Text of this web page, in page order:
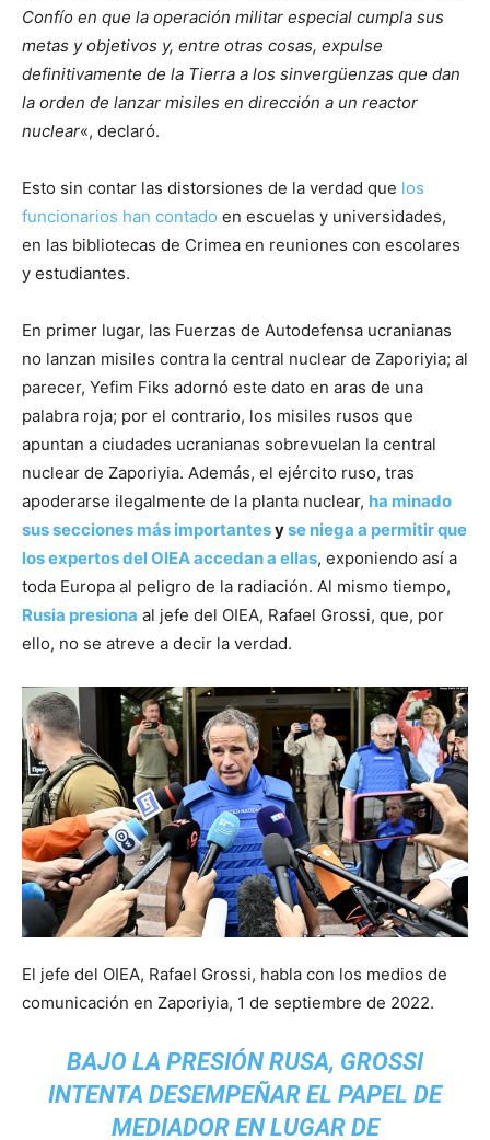
Confío en que la operación militar especial cumpla sus
metas y objetivos y, entre otras cosas, expulse
definitivamente de la Tierra a los sinvergüenzas que dan
la orden de lanzar misiles en dirección a un reactor
nuclear«, declaró.
Esto sin contar las distorsiones de la verdad que los
funcionarios han contado en escuelas y universidades,
en las bibliotecas de Crimea en reuniones con escolares
y estudiantes.
En primer lugar, las Fuerzas de Autodefensa ucranianas
no lanzan misiles contra la central nuclear de Zaporiyia; al
parecer, Yefim Fiks adornó este dato en aras de una
palabra roja; por el contrario, los misiles rusos que
apuntan a ciudades ucranianas sobrevuelan la central
nuclear de Zaporiyia. Además, el ejército ruso, tras
apoderarse ilegalmente de la planta nuclear, ha minado
sus secciones más importantesyse niega a permitir que
los expertos del OIEA accedan a ellas, exponiendo así a
toda Europa al peligro de la radiación. Al mismo tiempo,
Rusia presiona al jefe del OIEA, Rafael Grossi, que, por
ello, no se atreve a decir la verdad.
El jefe del OIEA, Rafael Grossi, habla con los medios de
comunicación en Zaporiyia, 1 de septiembre de 2022.
BAJO LA PRESIÓN RUSA, GROSSI
INTENTA DESEMPEÑAR EL PAPEL DE
MEDIADOR EN LUGAR DE